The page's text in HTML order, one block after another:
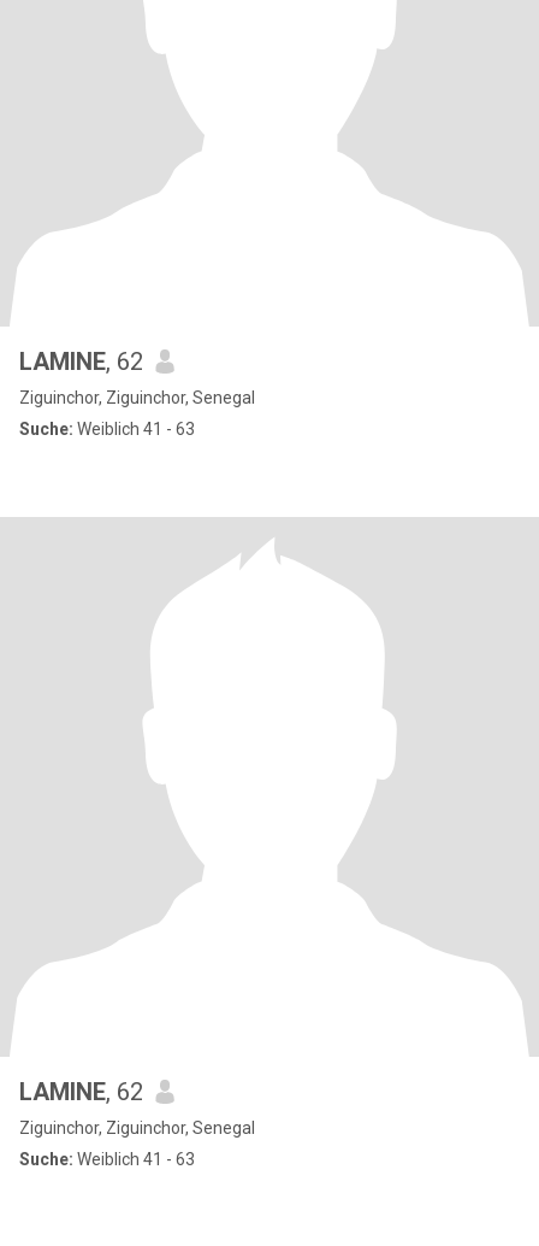
LAMINE, 62
Ziguinchor, Ziguinchor, Senegal
Suche: Weiblich 41 - 63
LAMINE, 62
Ziguinchor, Ziguinchor, Senegal
Suche: Weiblich 41 - 63